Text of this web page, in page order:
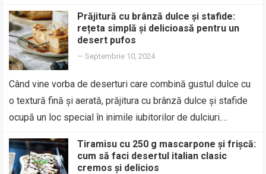
Prăjitură cu brânză dulce și stafide:
rețeta simplă și delicioasă pentru un
desert pufos
—Septembrie 10, 2024
Când vine vorba de deserturi care combină gustul dulce cu
o textură fină și aerată, prăjitura cu brânză dulce și stafide
ocupă un loc special în inimile iubitorilor de dulciuri.…
Tiramisu cu 250 g mascarpone și frișcă:
cum să faci desertul italian clasic
cremos și delicios